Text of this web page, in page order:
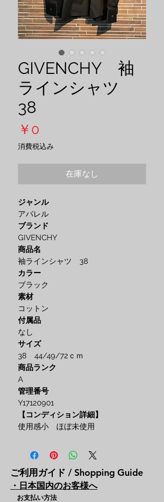
GIVENCHY 袖
ラインシャツ
38
￥0
格
消費税込み
在庫なし
ジャンル
アパレル
ブランド
GIVENCHY
商品名
袖ラインシャツ 38
カラー
ブラック
素材
コットン
付属品
なし
サイズ
38 44/49/72ｃｍ
商品ランク
A
管理番号
Y17120901
【コンディション詳細】
使用感小 ほぼ未使用
ご利用ガイド / Shopping Guide
・日本国内のお客様へ
お支払い方法